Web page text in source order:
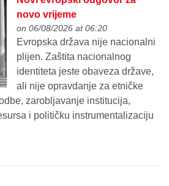
novo vrijeme
on 06/08/2026 at 06:20
Evropska država nije nacionalni
plijen. Zaštita nacionalnog
identiteta jeste obaveza države,
ali nije opravdanje za etničke
zarobljavanje institucija,
i političku instrumentalizaciju